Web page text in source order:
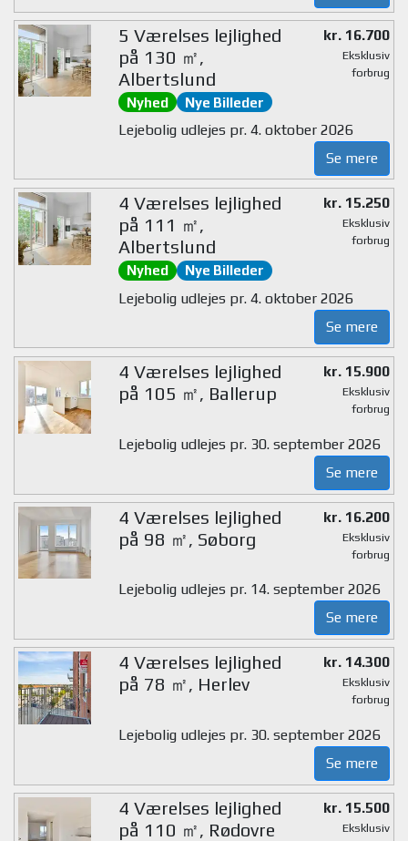
5 Værelses lejlighed
på 130 ㎡,
Albertslund
Nyhed Nye Billeder
kr. 16.700
Eksklusiv
forbrug
Lejebolig udlejes pr. 4. oktober 2026
Se mere
4 Værelses lejlighed
på 111 ㎡,
Albertslund
Nyhed Nye Billeder
kr. 15.250
Eksklusiv
forbrug
Lejebolig udlejes pr. 4. oktober 2026
Se mere
4 Værelses lejlighed
på 105 ㎡, Ballerup
kr. 15.900
Eksklusiv
forbrug
Lejebolig udlejes pr. 30. september 2026
Se mere
4 Værelses lejlighed
på 98 ㎡, Søborg
kr. 16.200
Eksklusiv
forbrug
Lejebolig udlejes pr. 14. september 2026
Se mere
4 Værelses lejlighed
på 78 ㎡, Herlev
kr. 14.300
Eksklusiv
forbrug
Lejebolig udlejes pr. 30. september 2026
Se mere
4 Værelses lejlighed
på 110 ㎡, Rødovre
kr. 15.500
Eksklusiv